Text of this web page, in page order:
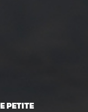
PETITE